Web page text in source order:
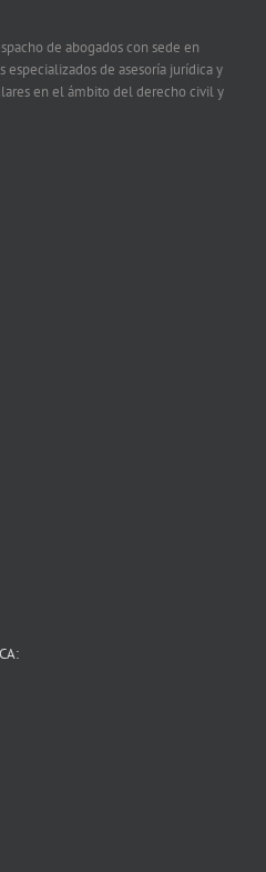
de abogados con sede en
especializados de asesoría jurídica y
en el ámbito del derecho civil y